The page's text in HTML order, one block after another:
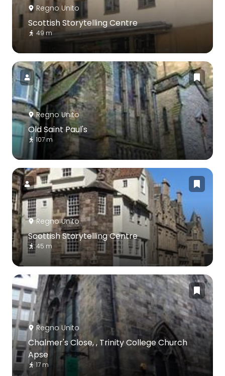
Regno Unito
Scottish Storytelling Centre
49 m
Regno Unito
Old Saint Paul's
107 m
Regno Unito
Scottish Storytelling Centre
45 m
Regno Unito
Chalmer's Close, , Trinity College Church
Apse
17 m